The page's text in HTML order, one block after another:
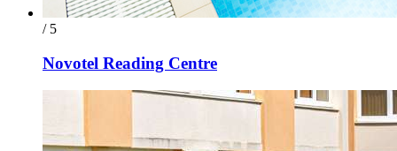
/ 5
Novotel Reading Centre